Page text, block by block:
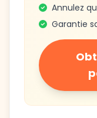
Annulez
Garantie